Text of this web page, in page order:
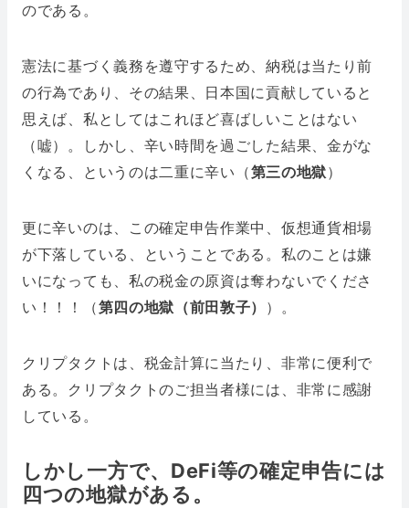
のである。
憲法に基づく義務を遵守するため、納税は当たり前
の行為であり、その結果、日本国に貢献していると
思えば、私としてはこれほど喜ばしいことはない
（嘘）。しかし、辛い時間を過ごした結果、金がな
くなる、というのは二重に辛い（第三の地獄）
更に辛いのは、この確定申告作業中、仮想通貨相場
が下落している、ということである。私のことは嫌
いになっても、私の税金の原資は奪わないでくださ
い！！！（第四の地獄（前田敦子） ）。
クリプタクトは、税金計算に当たり、非常に便利で
ある。クリプタクトのご担当者様には、非常に感謝
している。
しかし一方で、DeFi等の確定申告には
四つの地獄がある。